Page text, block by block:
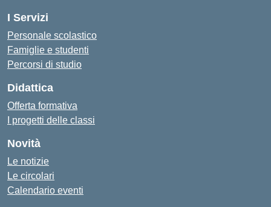
I Servizi
Personale scolastico
Famiglie e studenti
Percorsi di studio
Didattica
Offerta formativa
I progetti delle classi
Novità
Le notizie
Le circolari
Calendario eventi